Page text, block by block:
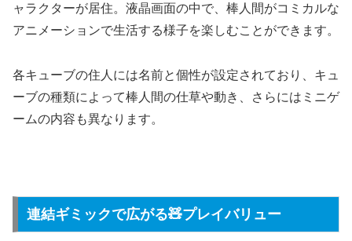
ャラクターが居住。液晶画面の中で、棒人間がコミカルな
アニメーションで生活する様子を楽しむことができます。
各キューブの住人には名前と個性が設定されており、キュ
ーブの種類によって棒人間の仕草や動き、さらにはミニゲ
ームの内容も異なります。
連結ギミックで広がる🧸プレイバリュー